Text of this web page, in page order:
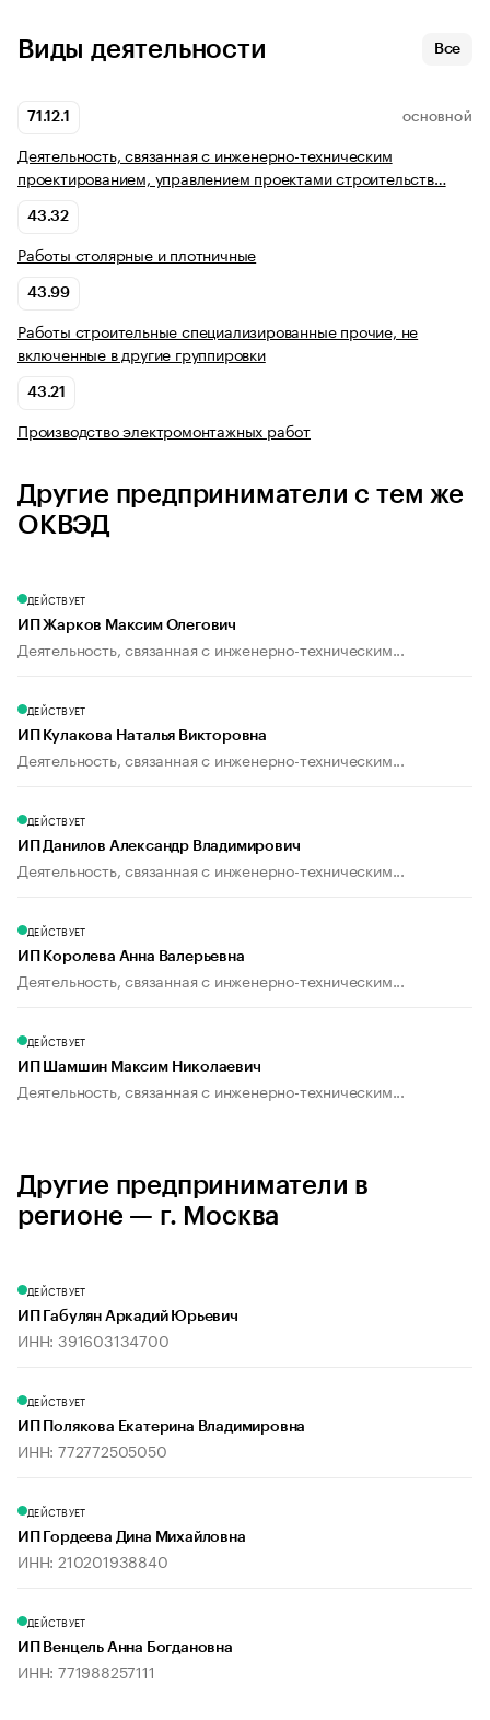
Виды деятельности Все
71.12.1 ОСНОВНОЙ
Деятельность, связанная с инженерно-техническим
проектированием, управлением проектами строительств…
43.32
Работы столярные и плотничные
43.99
Работы строительные специализированные прочие, не
включенные в другие группировки
43.21
Производство электромонтажных работ
Другие предприниматели с тем же
ОКВЭД
ДЕЙСТВУЕТ
ИП Жарков Максим Олегович
Деятельность, связанная с инженерно-техническим...
ДЕЙСТВУЕТ
ИП Кулакова Наталья Викторовна
Деятельность, связанная с инженерно-техническим...
ДЕЙСТВУЕТ
ИП Данилов Александр Владимирович
Деятельность, связанная с инженерно-техническим...
ДЕЙСТВУЕТ
ИП Королева Анна Валерьевна
Деятельность, связанная с инженерно-техническим...
ДЕЙСТВУЕТ
ИП Шамшин Максим Николаевич
Деятельность, связанная с инженерно-техническим...
Другие предприниматели в
регионе — г. Москва
ДЕЙСТВУЕТ
ИП Габулян Аркадий Юрьевич
ИНН: 391603134700
ДЕЙСТВУЕТ
ИП Полякова Екатерина Владимировна
ИНН: 772772505050
ДЕЙСТВУЕТ
ИП Гордеева Дина Михайловна
ИНН: 210201938840
ДЕЙСТВУЕТ
ИП Венцель Анна Богдановна
ИНН: 771988257111